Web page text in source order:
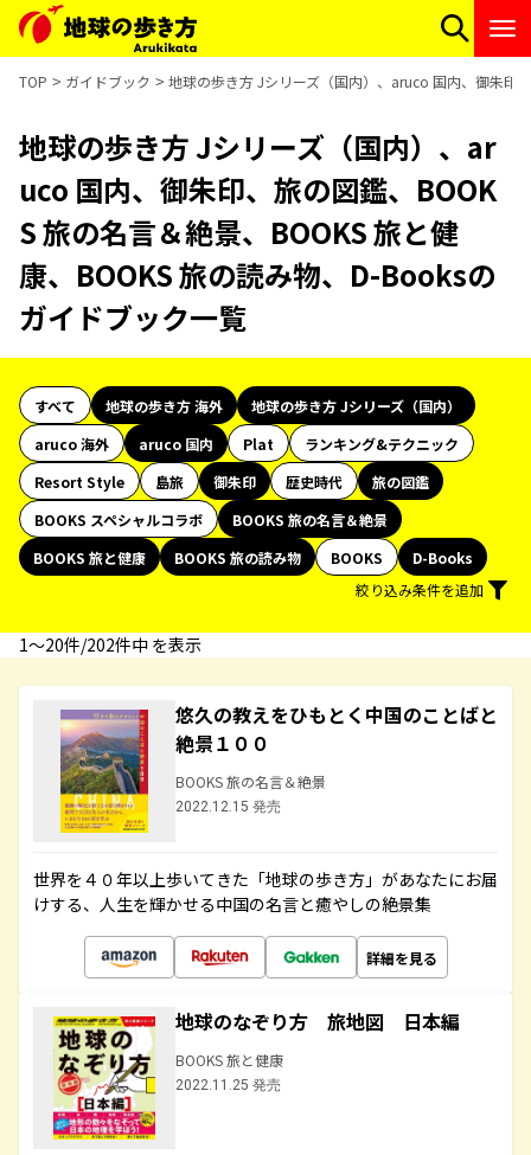
TOP ガイドブック 地球の歩き方 Jシリーズ（国内）、aruco 国内、御朱印
地球の歩き方 Jシリーズ（国内）、ar
uco 国内、御朱印、旅の図鑑、BOOK
S 旅の名言＆絶景、BOOKS 旅と健
康、BOOKS 旅の読み物、D-Booksの
ガイドブック一覧
すべて 地球の歩き方 海外
地球の歩き方 Jシリーズ（国内）
aruco 海外
aruco 国内 Plat
ランキング&テクニック
Resort Style
島旅 御朱印 歴史時代
旅の図鑑
BOOKS スペシャルコラボ
BOOKS 旅の名言＆絶景
BOOKS 旅と健康
BOOKS 旅の読み物 BOOKS
D-Books
絞り込み条件を追加
1〜20件/202件中 を表示
悠久の教えをひもとく中国のことばと
絶景１００
BOOKS 旅の名言＆絶景
2022.12.15 発売
世界を４０年以上歩いてきた「地球の歩き方」があなたにお届
けする、人生を輝かせる中国の名言と癒やしの絶景集
詳細を見る
地球のなぞり方 旅地図 日本編
BOOKS 旅と健康
2022.11.25 発売